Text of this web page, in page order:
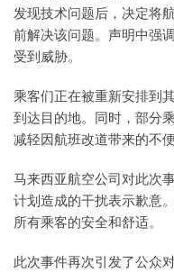
发现技术问题后，决定将
前解决该问题。声明中强
受到威胁。
乘客们正在被重新安排到
到达目的地。同时，部分
减轻因航班改道带来的不便
马来西亚航空公司对此次
计划造成的干扰表示歉意
所有乘客的安全和舒适。
此次事件再次引发了公众